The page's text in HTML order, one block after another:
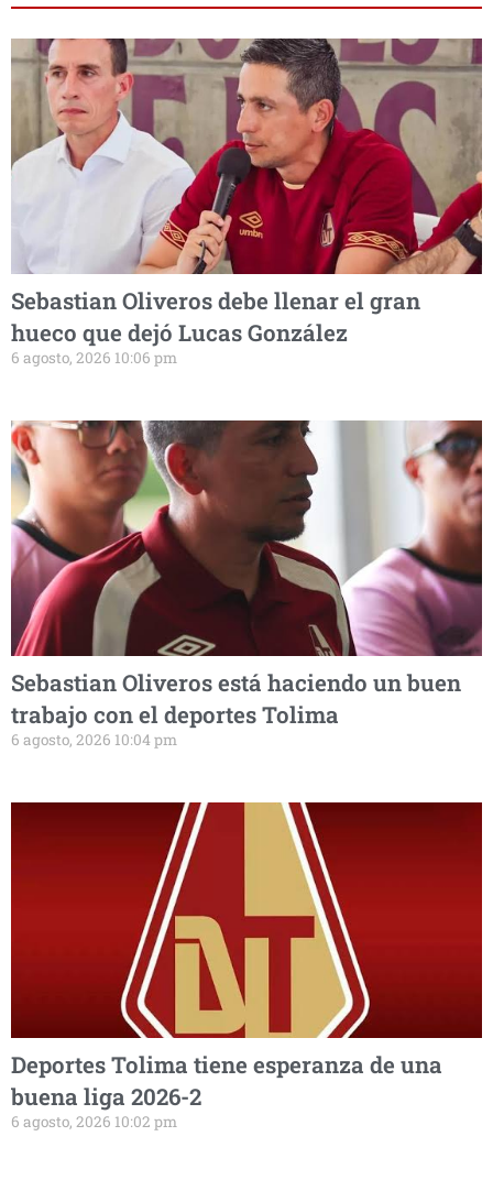
Sebastian Oliveros debe llenar el gran
hueco que dejó Lucas González
6 agosto, 2026 10:06 pm
Sebastian Oliveros está haciendo un buen
trabajo con el deportes Tolima
6 agosto, 2026 10:04 pm
Deportes Tolima tiene esperanza de una
buena liga 2026-2
6 agosto, 2026 10:02 pm